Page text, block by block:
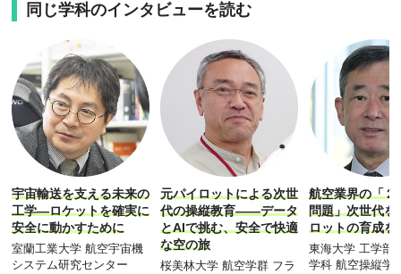
同じ学科のインタビューを読む
宇宙輸送を支える未来の
工学―ロケットを確実に
安全に動かすために
室蘭工業大学 航空宇宙機
システム研究センター
元パイロットによる次世
代の操縦教育――データ
とAIで挑む、安全で快適
な空の旅
桜美林大学 航空学群 フラ
航空業界の「２
問題」次世代を
ロットの育成を
東海大学 工学部
学科 航空操縦学